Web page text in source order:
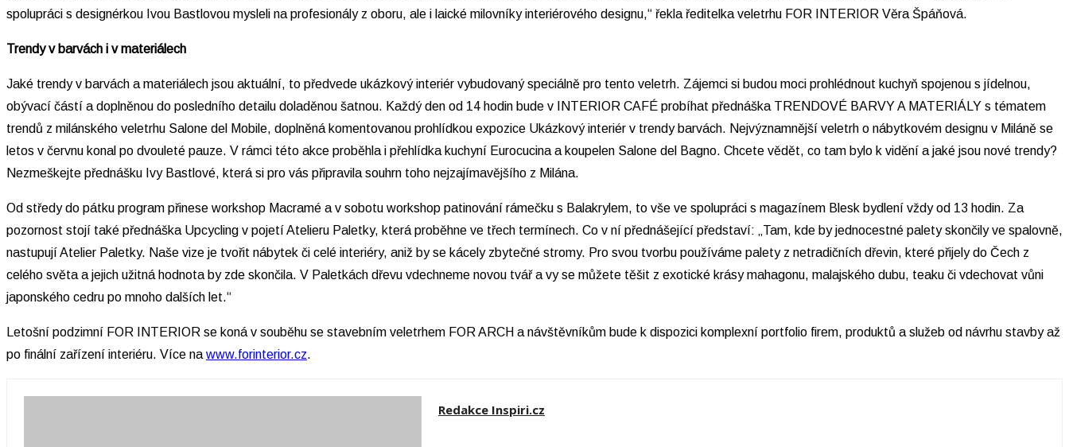
spolupráci s designérkou Ivou Bastlovou mysleli na profesionály z oboru, ale i laické milovníky interiérového designu,“ řekla ředitelka veletrhu FOR INTERIOR Věra Špáňová.
Trendy v barvách i v materiálech
Jaké trendy v barvách a materiálech jsou aktuální, to předvede ukázkový interiér vybudovaný speciálně pro tento veletrh. Zájemci si budou moci prohlédnout kuchyň spojenou s jídelnou,
obývací částí a doplněnou do posledního detailu doladěnou šatnou. Každý den od 14 hodin bude v INTERIOR CAFÉ probíhat přednáška TRENDOVÉ BARVY A MATERIÁLY s tématem
trendů z milánského veletrhu Salone del Mobile, doplněná komentovanou prohlídkou expozice Ukázkový interiér v trendy barvách. Nejvýznamnější veletrh o nábytkovém designu v Miláně se
letos v červnu konal po dvouleté pauze. V rámci této akce proběhla i přehlídka kuchyní Eurocucina a koupelen Salone del Bagno. Chcete vědět, co tam bylo k vidění a jaké jsou nové trendy?
Nezmeškejte přednášku Ivy Bastlové, která si pro vás připravila souhrn toho nejzajímavějšího z Milána.
Od středy do pátku program přinese workshop Macramé a v sobotu workshop patinování rámečku s Balakrylem, to vše ve spolupráci s magazínem Blesk bydlení vždy od 13 hodin. Za
pozornost stojí také přednáška Upcycling v pojetí Atelieru Paletky, která proběhne ve třech termínech. Co v ní přednášející představí: „Tam, kde by jednocestné palety skončily ve spalovně,
nastupují Atelier Paletky. Naše vize je tvořit nábytek či celé interiéry, aniž by se kácely zbytečné stromy. Pro svou tvorbu používáme palety z netradičních dřevin, které přijely do Čech z
celého světa a jejich užitná hodnota by zde skončila. V Paletkách dřevu vdechneme novou tvář a vy se můžete těšit z exotické krásy mahagonu, malajského dubu, teaku či vdechovat vůni
japonského cedru po mnoho dalších let.“
Letošní podzimní FOR INTERIOR se koná v souběhu se stavebním veletrhem FOR ARCH a návštěvníkům bude k dispozici komplexní portfolio firem, produktů a služeb od návrhu stavby až
po finální zařízení interiéru. Více na www.forinterior.cz.
Redakce Inspiri.cz